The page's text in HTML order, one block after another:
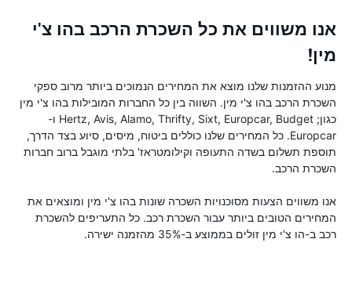
אנו משווים את כל השכרת הרכב בהו צ'י
מין!
מנוע ההזמנות שלנו מוצא את המחירים הנמוכים ביותר מרוב ספקי
השכרת הרכב בהו צ'י מין. השווה בין כל החברות המובילות בהו צ'י מין
כגון; Hertz, Avis, Alamo, Thrifty, Sixt, Europcar, Budget ו-
Europcar. כל המחירים שלנו כוללים ביטוח, מיסים, סיוע בצד הדרך,
תוספת תשלום בשדה התעופה וקילומטראז' בלתי מוגבל ברוב חברות
השכרת הרכב.
אנו משווים הצעות מסוכנויות השכרה שונות בהו צ'י מין ומוצאים את
המחירים הטובים ביותר עבור השכרת רכב. כל התעריפים להשכרת
רכב ב-הו צ'י מין זולים בממוצע ב-35% מהזמנה ישירה.